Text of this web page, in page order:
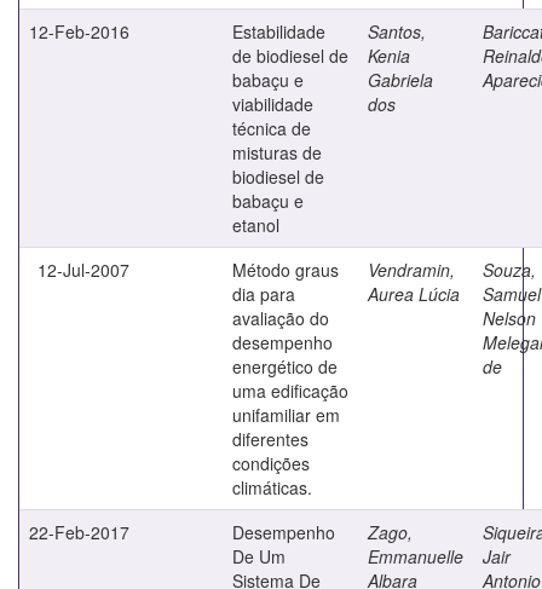
12-Feb-2016
Estabilidade
de biodiesel de
babaçu e
viabilidade
técnica de
misturas de
biodiesel de
babaçu e
etanol
Santos,
Kenia
Gabriela
dos
12-Jul-2007
Método graus
dia para
avaliação do
desempenho
energético de
uma edificação
unifamiliar em
diferentes
condições
climáticas.
Vendramin,
Aurea Lúcia
Souza,
Samuel
Nelson
de
22-Feb-2017
Desempenho
De Um
Sistema De
Zago,
Emmanuelle
Albara
Jair
Antonio